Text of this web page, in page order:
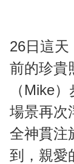
26日這天
前的珍貴
（Mike
場景再次
全神貫注
到，親愛